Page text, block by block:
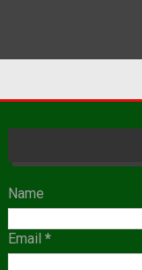
Name
Email *